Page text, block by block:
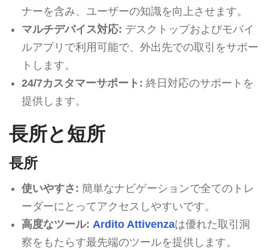
ナーを含み、ユーザーの知識を向上させます。
マルチデバイス対応: デスクトップおよびモバイ
ルアプリで利用可能で、外出先での取引をサポー
トします。
24/7カスタマーサポート: 終日対応のサポートを
提供します。
長所と短所
長所
使いやすさ: 簡単なナビゲーションで全てのトレ
ーダーにとってアクセスしやすいです。
高度なツール: Ardito Attivenzaは優れた取引洞
察をもたらす最先端のツールを提供します。